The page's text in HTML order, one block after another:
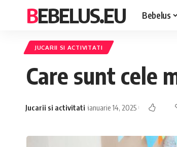
BEBELUS.EU Bebelus
JUCARII SI ACTIVITATI
Care sunt cele
Jucarii si activitati ianuarie 14, 2025